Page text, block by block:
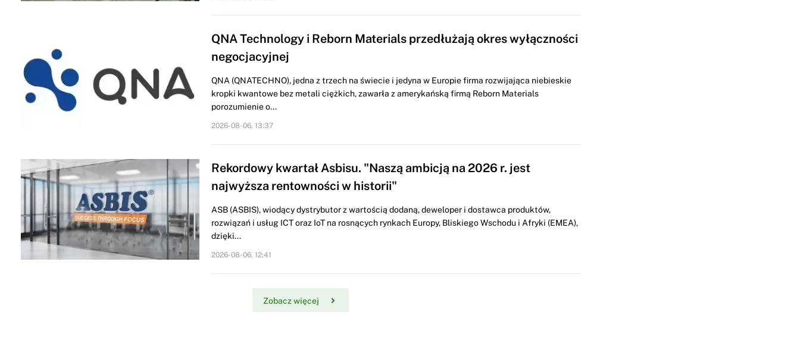
QNA Technology i Reborn Materials przedłużają okres wyłączności
negocjacyjnej
QNA (QNATECHNO), jedna z trzech na świecie i jedyna w Europie firma rozwijająca niebieskie
kropki kwantowe bez metali ciężkich, zawarła z amerykańską firmą Reborn Materials
porozumienie o...
2026-08-06, 13:37
Rekordowy kwartał Asbisu. "Naszą ambicją na 2026 r. jest
najwyższa rentowności w historii"
ASB (ASBIS), wiodący dystrybutor z wartością dodaną, deweloper i dostawca produktów,
rozwiązań i usług ICT oraz IoT na rosnących rynkach Europy, Bliskiego Wschodu i Afryki (EMEA),
dzięki...
2026-08-06, 12:41
Zobacz więcej